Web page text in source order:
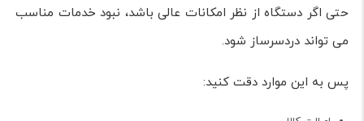
حتی اگر دستگاه از نظر امکانات عالی باشد، نبود خدمات مناسب
می تواند دردسرساز شود.
پس به این موارد دقت کنید: